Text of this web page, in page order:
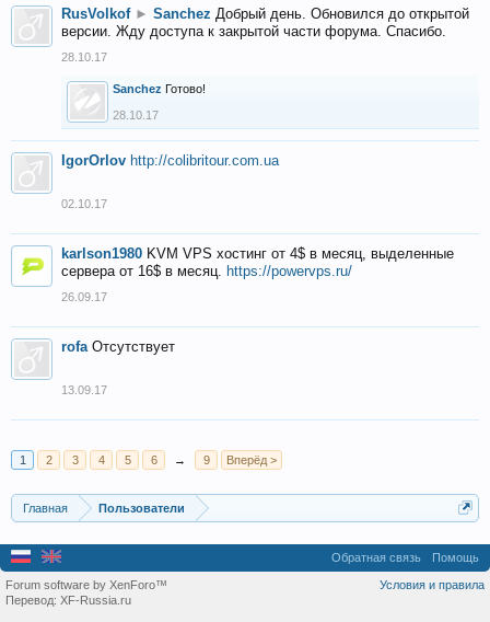
RusVolkof ► Sanchez Добрый день. Обновился до открытой
версии. Жду доступа к закрытой части форума. Спасибо.
28.10.17
Sanchez Готово!
28.10.17
IgorOrlov http://colibritour.com.ua
02.10.17
karlson1980 KVM VPS хостинг от 4$ в месяц, выделенные
сервера от 16$ в месяц. https://powervps.ru/
26.09.17
rofa Отсутствует
13.09.17
1 2 3 4 5 6 → 9 Вперёд >
Главная Пользователи
Обратная связь Помощь
Условия и правила
Forum software by XenForo™
Перевод: XF-Russia.ru